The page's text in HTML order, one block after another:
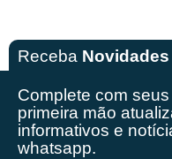
Receba Novidades
Complete com
primeira mão
informativos e
whatsapp.